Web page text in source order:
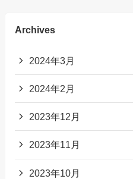
Archives
2024年3月
2024年2月
2023年12月
2023年11月
2023年10月